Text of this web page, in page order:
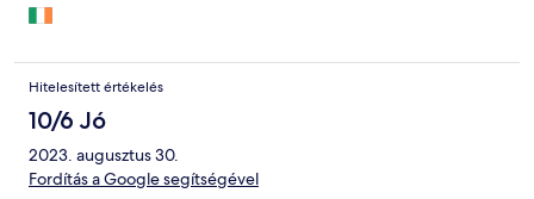
Hitelesített értékelés
10/6 Jó
2023. augusztus 30.
Fordítás a Google segítségével